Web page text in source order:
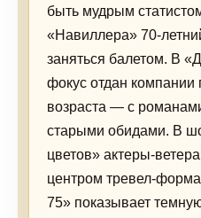
быть мудрым
«Навиллера» 70-
заняться балетом. В
фокус отдан компании
возраста — с
старыми обидами. В
цветов» актеры-
центром тревел-
75» показывает